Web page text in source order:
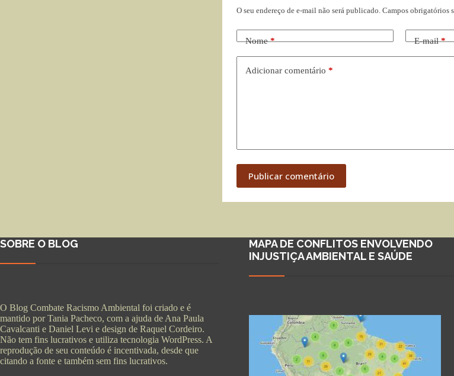
O seu endereço de e-mail não será publicado. Campos obrigatórios
Nome* E-mail*
Adicionar comentário *
Publicar comentário
SOBRE O BLOG
O Blog Combate Racismo Ambiental foi criado e é
mantido por Tania Pacheco, com a ajuda de Ana Paula
Cavalcanti e Daniel Levi e design de Raquel Cordeiro.
Não tem fins lucrativos e utiliza tecnologia WordPress. A
reprodução de seu conteúdo é incentivada, desde que
citando a fonte e também sem fins lucrativos.
MAPA DE CONFLITOS ENVOLVENDO
INJUSTIÇA AMBIENTAL E SAÚDE